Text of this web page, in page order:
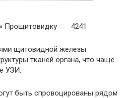
4241
щитовидной железы
тканей органа, что чаще
УЗИ.
быть спровоцированы рядом